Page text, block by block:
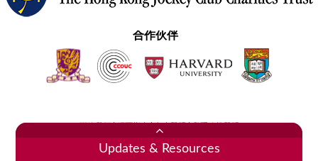
合作伙伴
2020香港醫學專科學院 版權所有
Updates & Resources